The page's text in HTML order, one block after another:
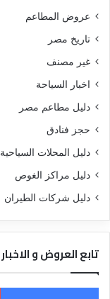
عروض المطاعم
تاريخ مصر
غير مصنف
اخبار السياحة
دليل مطاعم مصر
حجز فنادق
دليل المحلات السياحية
دليل مراكز الغوص
دليل شركات الطيران
تابع العروض و الاخبار